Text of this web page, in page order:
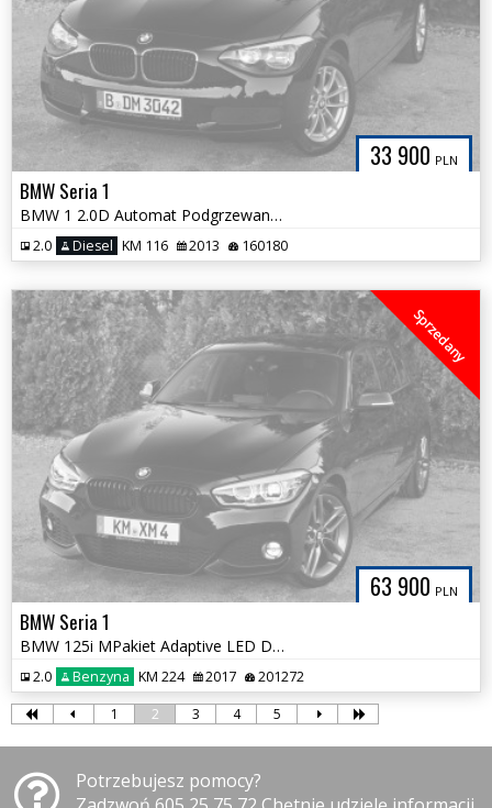
33 900 PLN
BMW Seria 1
BMW 1 2.0D Automat Podgrzewane Fotele NOWY ROZRZĄD Tylko 160tys km!
2.0 Diesel KM 116 2013 160180
63 900 PLN
Sprzedany
BMW Seria 1
BMW 125i MPakiet Adaptive LED Duża Navi Pełny Serwis ASO BMW 1Właścic.
2.0 Benzyna KM 224 2017 201272
1 2 3 4 5
Potrzebujesz pomocy?